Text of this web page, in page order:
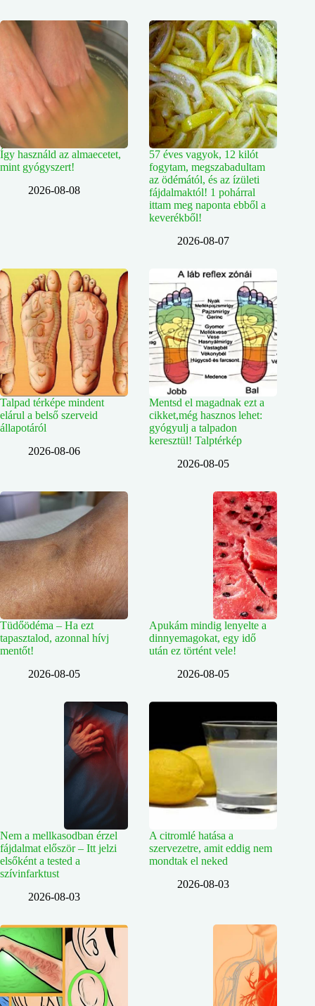
Így használd az almaecetet,
mint gyógyszert!
2026-08-08
57 éves vagyok, 12 kilót
fogytam, megszabadultam
az ödémától, és az ízületi
fájdalmaktól! 1 pohárral
ittam meg naponta ebből a
keverékből!
2026-08-07
Talpad térképe mindent
elárul a belső szerveid
állapotáról
2026-08-06
Mentsd el magadnak ezt a
cikket,még hasznos lehet:
gyógyulj a talpadon
keresztül! Talptérkép
2026-08-05
Tüdőödéma – Ha ezt
tapasztalod, azonnal hívj
mentőt!
2026-08-05
Apukám mindig lenyelte a
dinnyemagokat, egy idő
után ez történt vele!
2026-08-05
Nem a mellkasodban érzel
fájdalmat először – Itt jelzi
elsőként a tested a
szívinfarktust
2026-08-03
A citromlé hatása a
szervezetre, amit eddig nem
mondtak el neked
2026-08-03